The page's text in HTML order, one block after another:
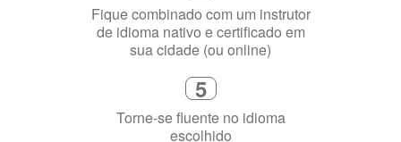
Fique combinado com um instrutor
de idioma nativo e certificado em
sua cidade (ou online)
5
Torne-se fluente no idioma
escolhido